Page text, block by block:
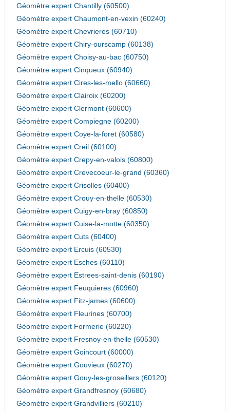
Géomètre expert Chantilly (60500)
Géomètre expert Chaumont-en-vexin (60240)
Géomètre expert Chevrieres (60710)
Géomètre expert Chiry-ourscamp (60138)
Géomètre expert Choisy-au-bac (60750)
Géomètre expert Cinqueux (60940)
Géomètre expert Cires-les-mello (60660)
Géomètre expert Clairoix (60200)
Géomètre expert Clermont (60600)
Géomètre expert Compiegne (60200)
Géomètre expert Coye-la-foret (60580)
Géomètre expert Creil (60100)
Géomètre expert Crepy-en-valois (60800)
Géomètre expert Crevecoeur-le-grand (60360)
Géomètre expert Crisolles (60400)
Géomètre expert Crouy-en-thelle (60530)
Géomètre expert Cuigy-en-bray (60850)
Géomètre expert Cuise-la-motte (60350)
Géomètre expert Cuts (60400)
Géomètre expert Ercuis (60530)
Géomètre expert Esches (60110)
Géomètre expert Estrees-saint-denis (60190)
Géomètre expert Feuquieres (60960)
Géomètre expert Fitz-james (60600)
Géomètre expert Fleurines (60700)
Géomètre expert Formerie (60220)
Géomètre expert Fresnoy-en-thelle (60530)
Géomètre expert Goincourt (60000)
Géomètre expert Gouvieux (60270)
Géomètre expert Gouy-les-groseillers (60120)
Géomètre expert Grandfresnoy (60680)
Géomètre expert Grandvilliers (60210)